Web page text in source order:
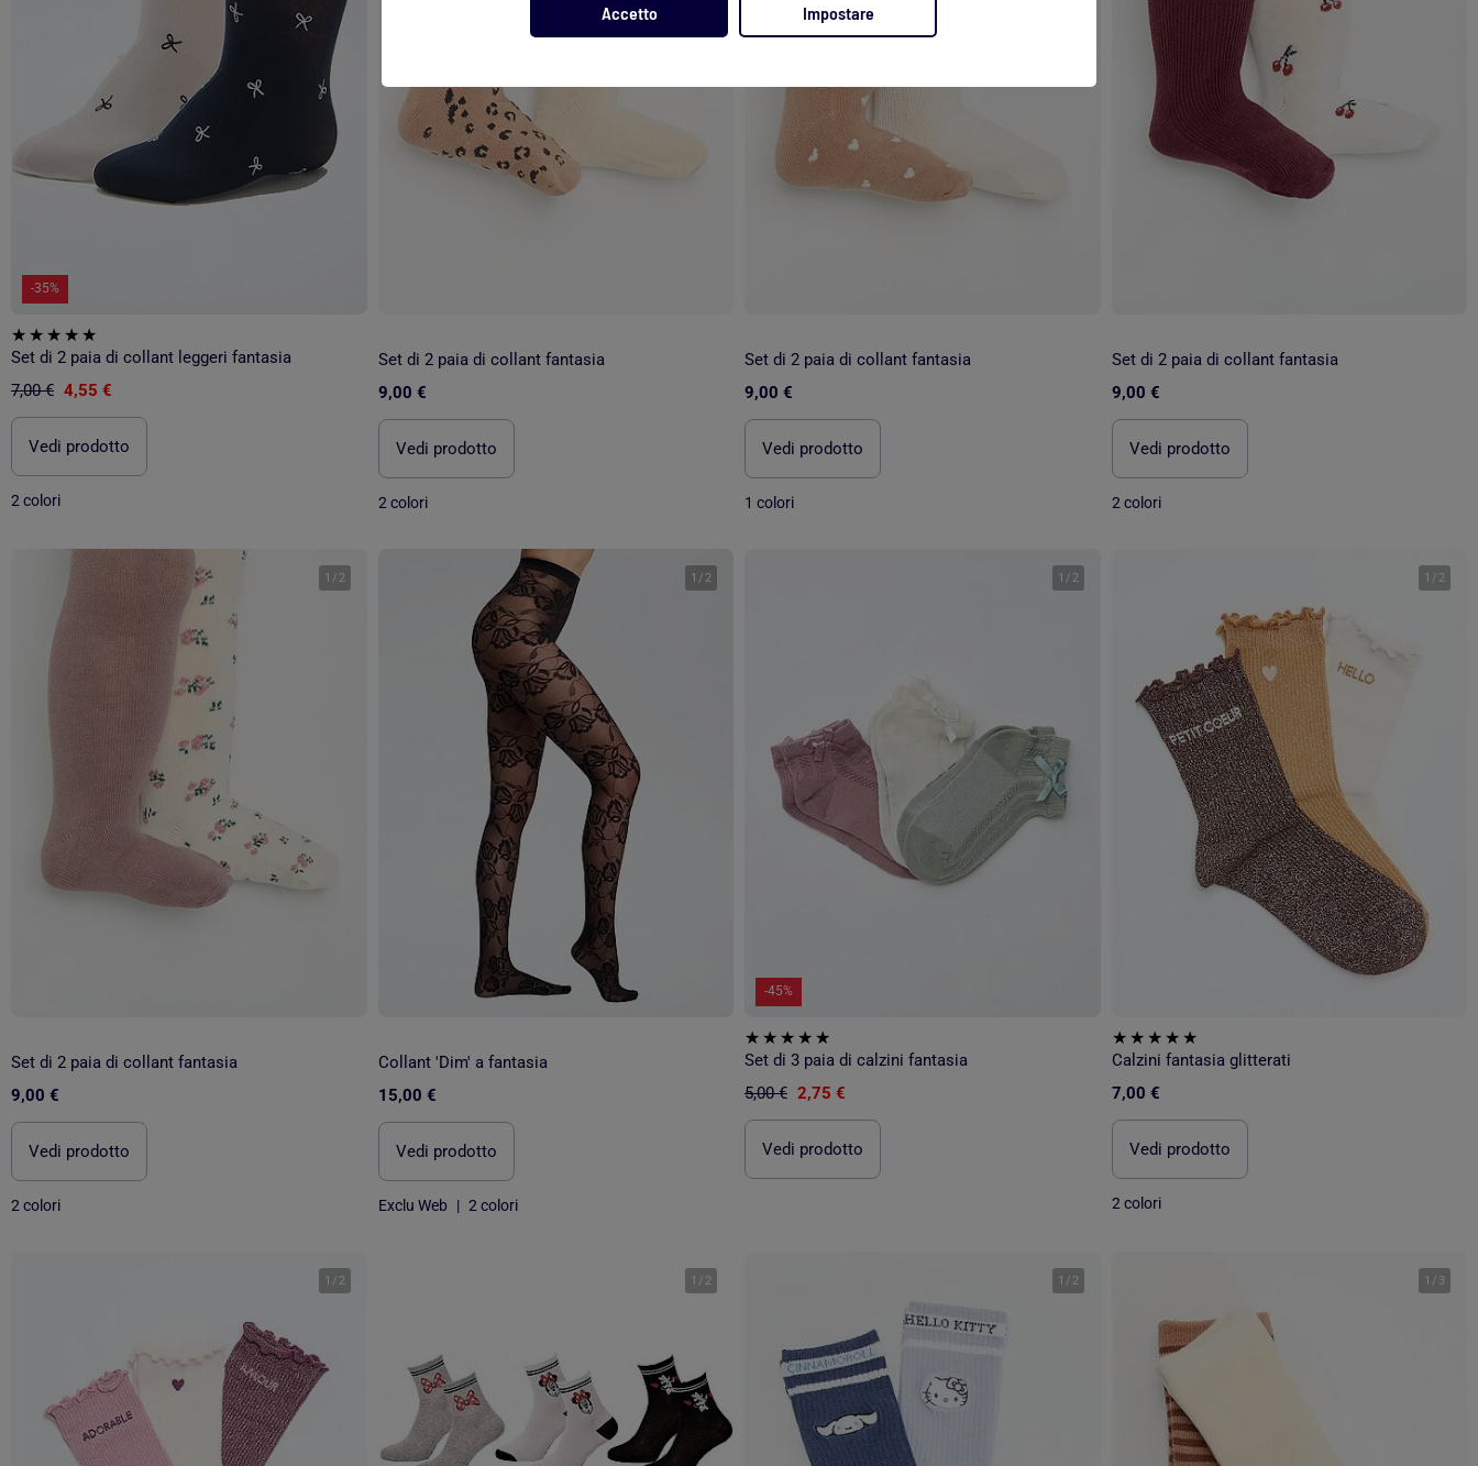
Accetto Impostare
-35%
Set di 2 paia di collant leggeri fantasia
7,00 € 4,55 €
Vedi prodotto
2 colori
Set di 2 paia di collant fantasia
9,00 €
Vedi prodotto
2 colori
Set di 2 paia di collant fantasia
9,00 €
Vedi prodotto
1 colori
Set di 2 paia di collant fantasia
9,00 €
Vedi prodotto
2 colori
1 / 2
Set di 2 paia di collant fantasia
9,00 €
Vedi prodotto
2 colori
1 / 2
Collant 'Dim' a fantasia
15,00 €
Vedi prodotto
Exclu Web | 2 colori
1 / 2
-45%
Set di 3 paia di calzini fantasia
5,00 € 2,75 €
Vedi prodotto
1 / 2
Calzini fantasia glitterati
7,00 €
Vedi prodotto
2 colori
1 / 2 1 / 2 1 / 2 1 / 3